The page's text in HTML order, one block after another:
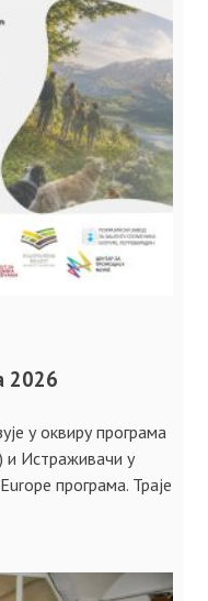
2026
у оквиру програма
и Истраживачи у
програма. Траје